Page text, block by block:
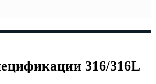
316/316L